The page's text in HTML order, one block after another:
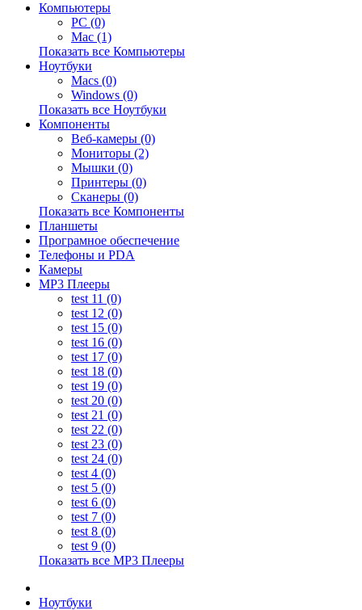
Компьютеры
PC (0)
Mac (1)
Показать все Компьютеры
Ноутбуки
Macs (0)
Windows (0)
Показать все Ноутбуки
Компоненты
Веб-камеры (0)
Мониторы (2)
Мышки (0)
Принтеры (0)
Сканеры (0)
Показать все Компоненты
Планшеты
Програмное обеспечение
Телефоны и PDA
Камеры
MP3 Плееры
test 11 (0)
test 12 (0)
test 15 (0)
test 16 (0)
test 17 (0)
test 18 (0)
test 19 (0)
test 20 (0)
test 21 (0)
test 22 (0)
test 23 (0)
test 24 (0)
test 4 (0)
test 5 (0)
test 6 (0)
test 7 (0)
test 8 (0)
test 9 (0)
Показать все MP3 Плееры
Ноутбуки